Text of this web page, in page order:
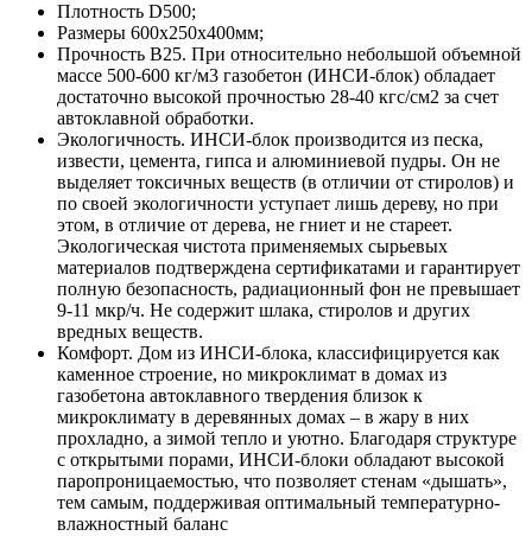
Плотность D500;
Размеры 600х250х400мм;
Прочность B25. При относительно небольшой объемной
массе 500-600 кг/м3 газобетон (ИНСИ-блок) обладает
достаточно высокой прочностью 28-40 кгс/см2 за счет
автоклавной обработки.
Экологичность. ИНСИ-блок производится из песка,
извести, цемента, гипса и алюминиевой пудры. Он не
выделяет токсичных веществ (в отличии от стиролов) и
по своей экологичности уступает лишь дереву, но при
этом, в отличие от дерева, не гниет и не стареет.
Экологическая чистота применяемых сырьевых
материалов подтверждена сертификатами и гарантирует
полную безопасность, радиационный фон не превышает
9-11 мкр/ч. Не содержит шлака, стиролов и других
вредных веществ.
Комфорт. Дом из ИНСИ-блока, классифицируется как
каменное строение, но микроклимат в домах из
газобетона автоклавного твердения близок к
микроклимату в деревянных домах – в жару в них
прохладно, а зимой тепло и уютно. Благодаря структуре
с открытыми порами, ИНСИ-блоки обладают высокой
паропроницаемостью, что позволяет стенам «дышать»,
тем самым, поддерживая оптимальный температурно-
влажностный баланс